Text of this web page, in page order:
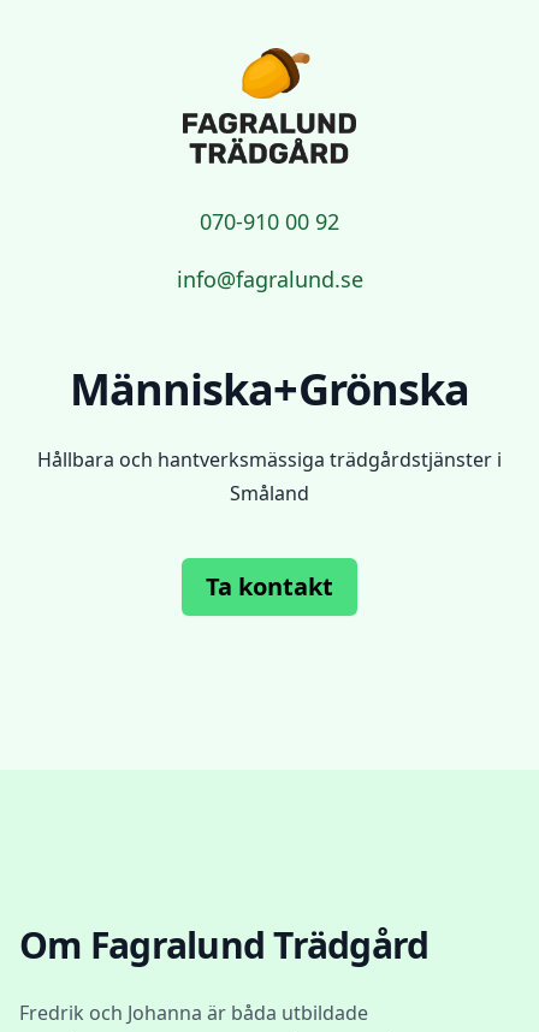
Fagralund Trädgård
070-910 00 92
info@fagralund.se
Människa+Grönska
Hållbara och hantverksmässiga trädgårdstjänster i
Småland
Ta kontakt
Om Fagralund Trädgård
Fredrik och Johanna är båda utbildade